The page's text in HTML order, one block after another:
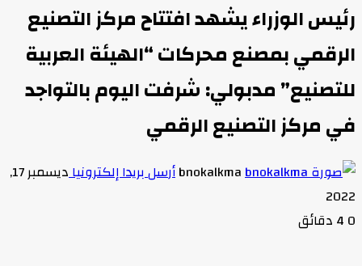
رئيس الوزراء يشهد افتتاح مركز التصنيع
الرقمي بمصنع محركات “الهيئة العربية
للتصنيع” مدبولي: شرفت اليوم بالتواجد
في مركز التصنيع الرقمي
bnokalkmaأرسل بريدا إلكترونيا
ديسمبر 17,
2022
0